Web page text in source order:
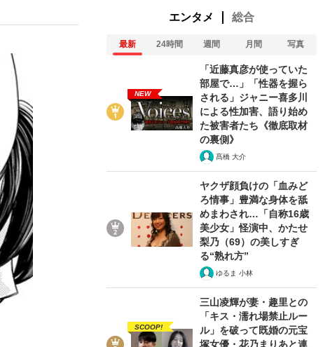
エンタメ 総合
最新 24時間 週間 月間 写真
NEW
「近藤真彦が使っていた
部屋で…」「性器を握ら
される」ジャニー喜多川
による性加害、語り始め
た被害者たち《徹底取材
の裏側》
髙橋 大介
ヤクザ顔負けの「血みど
ろ情事」豊満な身体を舐
めまわされ…「自称16歳
美少女」怪演中、かたせ
梨乃（69）の美しすぎ
る“熟れ方”
ゆるま 小林
SCOOP!
三山凌輝が妻・趣里との
「キス・濡れ場禁止ルー
ル」を破って既婚の元宝
塚女優・花乃まりあと連